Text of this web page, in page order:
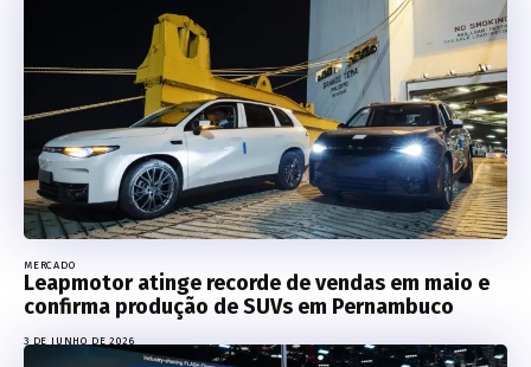
MERCADO
Leapmotor atinge recorde de vendas em maio e
confirma produção de SUVs em Pernambuco
3 DE JUNHO DE 2026